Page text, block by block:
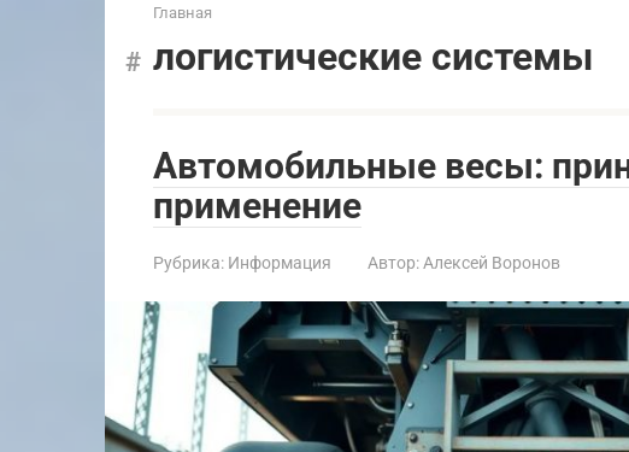
Главная
логистические системы
Автомобильные весы:
применение
Рубрика: Информация Автор: Алексей Воронов